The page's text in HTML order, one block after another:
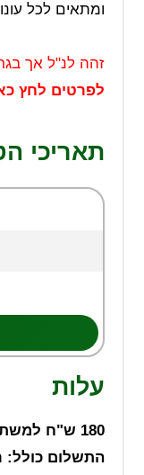
ומתאים
זהה לנ"ל אך
לפרטים לחץ
תאריכי
עלות
180 ש"ח למשתתף (5% הנחה
התשלום כולל: